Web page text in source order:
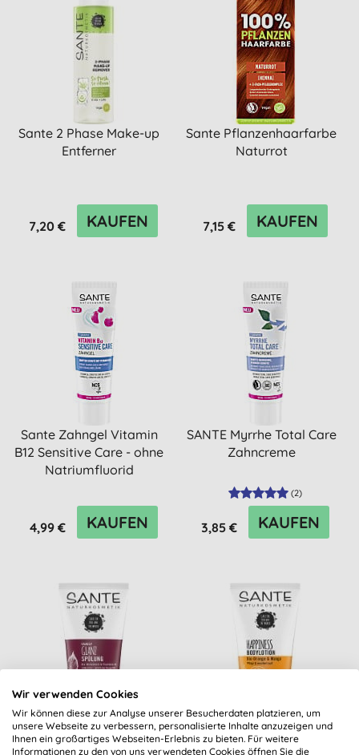
Sante 2 Phase Make-up
Entferner
7,20 € KAUFEN
Sante Pflanzenhaarfarbe
Naturrot
7,15 € KAUFEN
Sante Zahngel Vitamin
B12 Sensitive Care - ohne
Natriumfluorid
4,99 € KAUFEN
SANTE Myrrhe Total Care
Zahncreme
(2)
3,85 € KAUFEN
Sante Family Glanz
Sante Happiness
Wir verwenden Cookies
Wir können diese zur Analyse unserer Besucherdaten platzieren, um
unsere Webseite zu verbessern, personalisierte Inhalte anzuzeigen und
Ihnen ein großartiges Webseiten-Erlebnis zu bieten. Für weitere
Informationen zu den von uns verwendeten Cookies öffnen Sie die